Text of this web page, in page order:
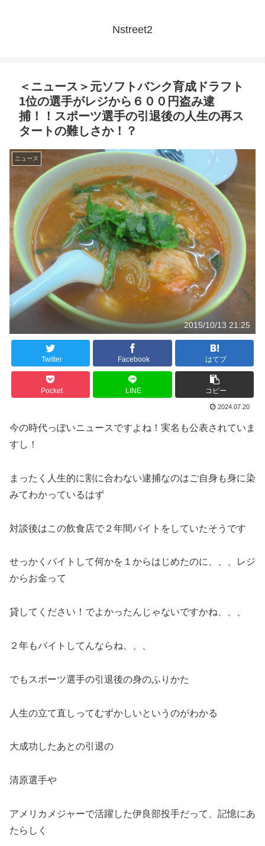
Nstreet2
＜ニュース＞元ソフトバンク育成ドラフト
1位の選手がレジから６００円盗み逮
捕！！スポーツ選手の引退後の人生の再ス
タートの難しさか！？
ニュース
2015/10/13 21:25
Twitter Facebook はてブ
Pocket LINE コピー
2024.07.20
今の時代っぽいニュースですよね！実名も公表されていま
すし！
まったく人生的に割に合わない逮捕なのはご自身も身に染
みてわかっているはず
対談後はこの飲食店で２年間バイトをしていたそうです
せっかくバイトして何かを１からはじめたのに、、、レジ
からお金って
貸してください！でよかったんじゃないですかね、、、
２年もバイトしてんならね、、、
でもスポーツ選手の引退後の身のふりかた
人生の立て直しってむずかしいというのがわかる
大成功したあとの引退の
清原選手や
アメリカメジャーで活躍した伊良部投手だって、記憶にあ
たらしく